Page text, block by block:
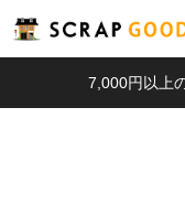
7,000円以上